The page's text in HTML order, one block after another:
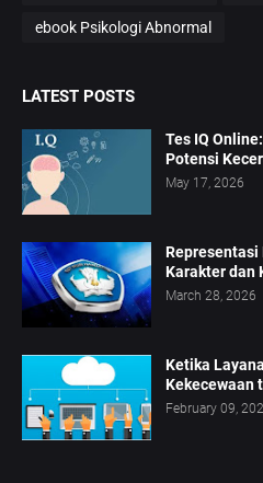
ebook Psikologi Abnormal
LATEST POSTS
Tes IQ
Potensi
May 17, 2026
Representasi
Karakter dan
March 28, 2026
Ketika
Kekecewaan
February 09,